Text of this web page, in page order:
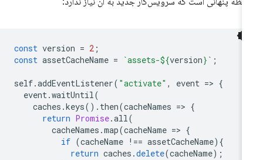
const version =
const assetCacheName = `assets-${version
self.addEventListener("activate", event =
event.waitUntil
caches.keys ().then(cacheNames =
return Promise.all
cacheNames.map(cacheName =
if (cacheName !== assetCacheName
return caches.delete(cacheName